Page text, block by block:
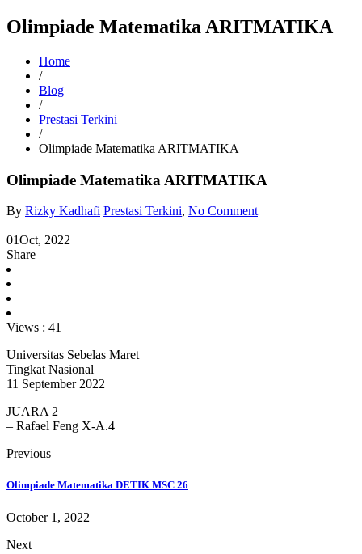
Olimpiade Matematika ARITMATIKA
Home
/
Blog
/
Prestasi Terkini
/
Olimpiade Matematika ARITMATIKA
Olimpiade Matematika ARITMATIKA
By Rizky Kadhafi Prestasi Terkini, No Comment
01Oct, 2022
Share
Views : 41
Universitas Sebelas Maret
Tingkat Nasional
11 September 2022
JUARA 2
– Rafael Feng X-A.4
Previous
Olimpiade Matematika DETIK MSC 26
October 1, 2022
Next